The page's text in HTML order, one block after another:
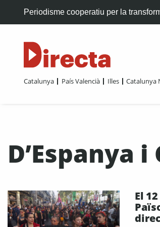
Periodisme cooperatiu per la
Catalunya País Valencià Illes Catalunya
D’Espanya
El